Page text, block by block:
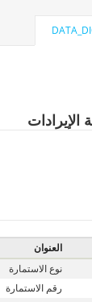
العنوان
نوع الاستمارة
رقم الاستمارة